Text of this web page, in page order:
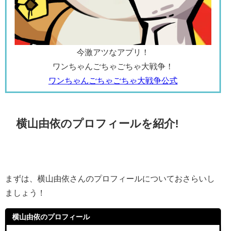
今激アツなアプリ！
ワンちゃんごちゃごちゃ大戦争！
ワンちゃんごちゃごちゃ大戦争公式
横山由依のプロフィールを紹介!
まずは、横山由依さんのプロフィールについておさらいし
ましょう！
横山由依のプロフィール